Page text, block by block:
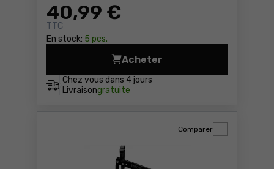
40,99 €
TTC
En stock: 5 pcs.
Chez vous dans 4 jours
Livraisongratuite
Acheter
Jeu d'adaptateurs pour
Comparer